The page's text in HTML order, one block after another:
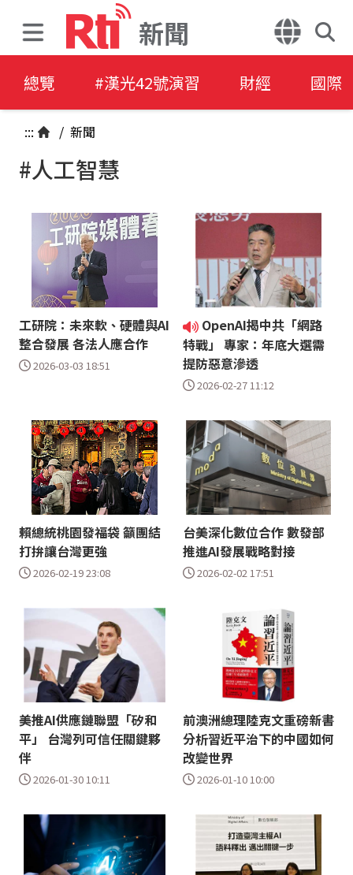
新聞
總覽 #漢光42號演習 財經 國際
::: / 新聞
#人工智慧
工研院：未來軟、硬體與AI
整合發展 各法人應合作
2026-03-03 18:51
OpenAI揭中共「網路
特戰」 專家：年底大選需
提防惡意滲透
2026-02-27 11:12
賴總統桃園發福袋 籲團結
打拚讓台灣更強
2026-02-19 23:08
台美深化數位合作 數發部
推進AI發展戰略對接
2026-02-02 17:51
美推AI供應鏈聯盟「矽和
平」 台灣列可信任關鍵夥
伴
2026-01-30 10:11
前澳洲總理陸克文重磅新書
分析習近平治下的中國如何
改變世界
2026-01-10 10:00